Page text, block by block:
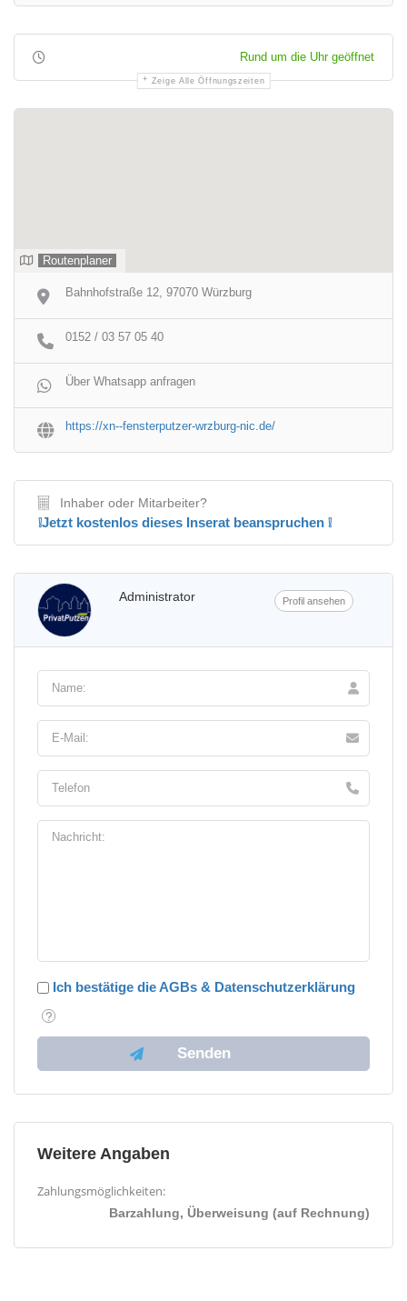
Rund um die Uhr geöffnet
Zeige Alle Öffnungszeiten
Routenplaner
Bahnhofstraße 12, 97070 Würzburg
0152 / 03 57 05 40
Über Whatsapp anfragen
https://xn--fensterputzer-wrzburg-nic.de/
Inhaber oder Mitarbeiter?
❕Jetzt kostenlos dieses Inserat beanspruchen ❕
Administrator Profil ansehen
Ich bestätige die AGBs & Datenschutzerklärung
Weitere Angaben
Zahlungsmöglichkeiten:
Barzahlung, Überweisung (auf Rechnung)